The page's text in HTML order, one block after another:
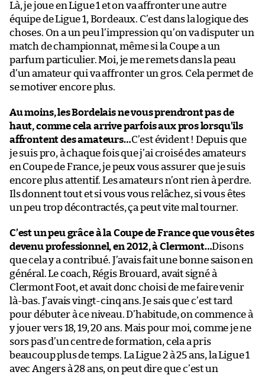
Là, je joue en Ligue 1 et on va affronter une autre
équipe de Ligue 1, Bordeaux. C’est dans la logique des
choses. On a un peu l’impression qu’on va disputer un
match de championnat, même si la Coupe a un
parfum particulier. Moi, je me remets dans la peau
d’un amateur qui va affronter un gros. Cela permet de
se motiver encore plus.
Au moins, les Bordelais ne vous prendront pas de
haut, comme cela arrive parfois aux pros lorsqu’ils
affrontent des amateurs…C’est évident ! Depuis que
je suis pro, à chaque fois que j’ai croisé des amateurs
en Coupe de France, je peux vous assurer que je suis
encore plus attentif. Les amateurs n’ont rien à perdre.
Ils donnent tout et si vous vous relâchez, si vous êtes
un peu trop décontractés, ça peut vite mal tourner.
C’est un peu grâce à la Coupe de France que vous êtes
devenu professionnel, en 2012, à Clermont…Disons
que cela y a contribué. J’avais fait une bonne saison en
général. Le coach, Régis Brouard, avait signé à
Clermont Foot, et avait donc choisi de me faire venir
là-bas. J’avais vingt-cinq ans. Je sais que c’est tard
pour débuter à ce niveau. D’habitude, on commence à
y jouer vers 18, 19, 20 ans. Mais pour moi, comme je ne
sors pas d’un centre de formation, cela a pris
beaucoup plus de temps. La Ligue 2 à 25 ans, la Ligue 1
avec Angers à 28 ans, on peut dire que c’est un